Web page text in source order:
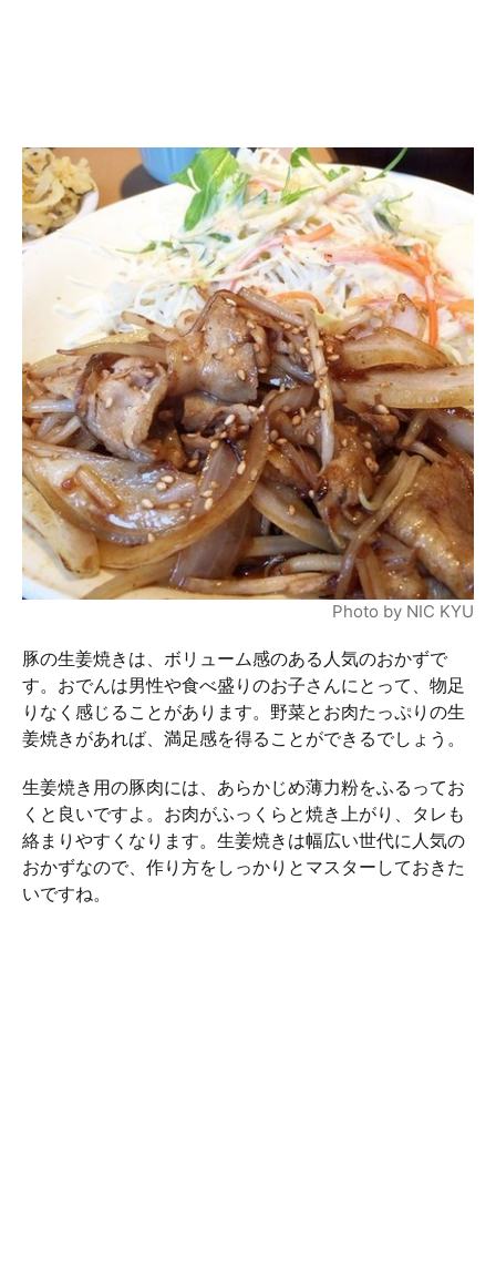
Photo by NIC KYU
豚の生姜焼きは、ボリューム感のある人気のおかずで
す。おでんは男性や食べ盛りのお子さんにとって、物足
りなく感じることがあります。野菜とお肉たっぷりの生
姜焼きがあれば、満足感を得ることができるでしょう。
生姜焼き用の豚肉には、あらかじめ薄力粉をふるってお
くと良いですよ。お肉がふっくらと焼き上がり、タレも
絡まりやすくなります。生姜焼きは幅広い世代に人気の
おかずなので、作り方をしっかりとマスターしておきた
いですね。